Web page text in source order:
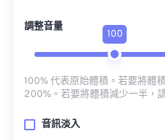
調整音量
100
100% 代表原始體積。若要將體
200%。若要將體積減少一半，
音訊淡入